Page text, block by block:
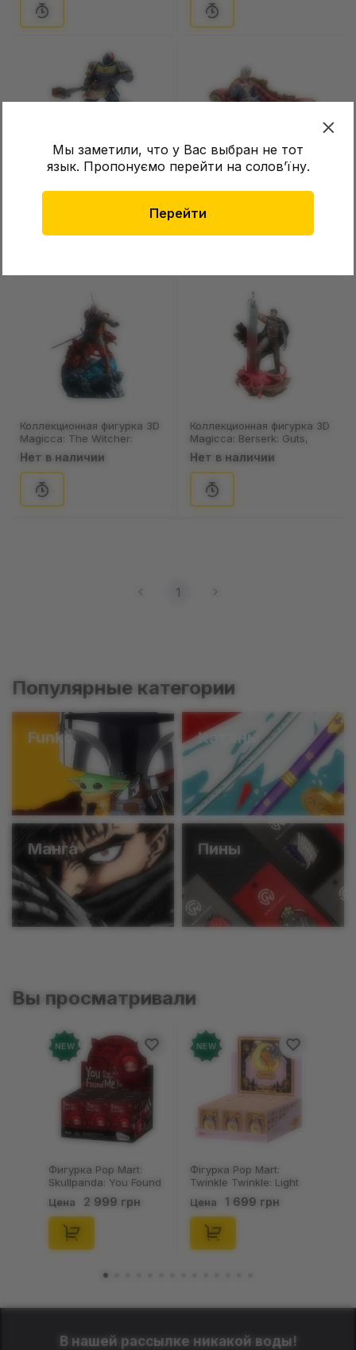
Мы заметили, что у Вас выбран не тот
язык. Пропонуємо перейти на соловʼїну.
ПерейтиAstarion, (80028)
Нет в наличии
Коллекционная фигурка 3D
Magicca: The Witcher:
Geralt, (80023)
Нет в наличии
Коллекционная фигурка 3D
Magicca: Berserk: Guts,
(80022)
Нет в наличии
1
Популярные категории
Funko Катаны
Манга Пины
Вы просматривали
NEW
Фігурка Pop Mart:
Twinkle Twinkle: Light
Up: Scene Sets Series
(Blind Box: 1 з 10)
(Secret Edition),
(21372)
Цена 1 699 грн
NEW
Брелок Fuggler:
Collectible Keychains:
Gold Edition: Series 3
(Blind Box: 1 з 24),
(11550)
Цена 199 грн
В нашей рассылке никакой воды!